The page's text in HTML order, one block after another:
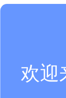
欢迎